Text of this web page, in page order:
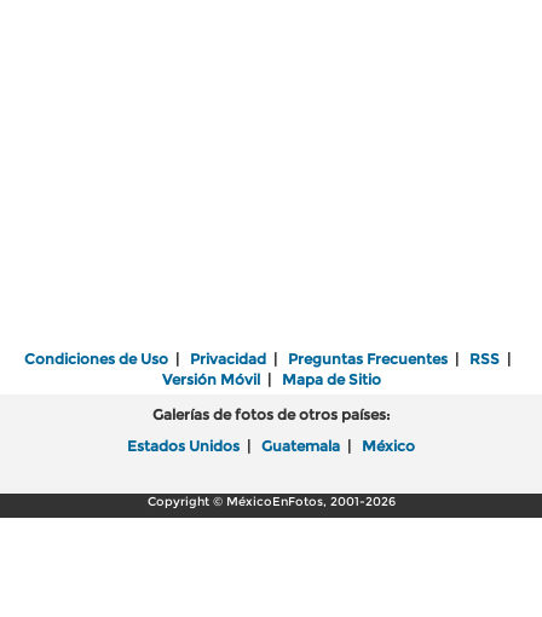
Condiciones de Uso | Privacidad | Preguntas Frecuentes | RSS |
Versión Móvil| Mapa de Sitio
Galerías de fotos de otros países:
Estados Unidos | Guatemala | México
Copyright © MéxicoEnFotos, 2001-2026